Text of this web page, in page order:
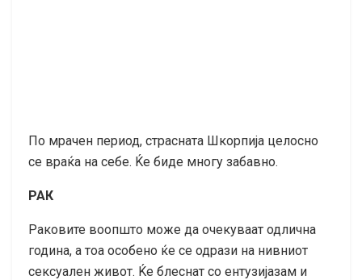
По мрачен период, страсната Шкорпија целосно
се враќа на себе. Ќе биде многу забавно.
РАК
Раковите воопшто може да очекуваат одлична
година, а тоа особено ќе се одрази на нивниот
сексуален живот. Ќе блеснат со ентузијазам и